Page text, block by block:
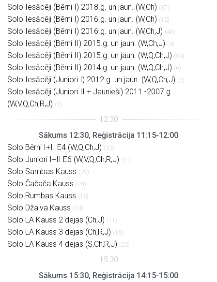
Solo Iesācēji (Bērni I) 2018.g. un jaun. (W,Ch) (37)
Solo Iesācēji (Bērni I) 2016.g. un jaun. (W,Ch) (12)
Solo Iesācēji (Bērni I) 2016.g. un jaun. (W,Ch,J) (46)
Solo Iesācēji (Bērni II) 2015.g. un jaun. (W,Ch,J) (4)
Solo Iesācēji (Bērni II) 2015.g. un jaun. (W,Q,Ch,J) (19)
Solo Iesācēji (Bērni II) 2014.g. un jaun. (W,Q,Ch,J) (6)
Solo Iesācēji (Juniori I) 2012.g. un jaun. (W,Q,Ch,J) (7)
Solo Iesācēji (Juniori II + Jaunieši) 2011.-2007.g.
(W,V,Q,Ch,R,J) (1)
Sākums 12:30, Reģistrācija 11:15-12:00
Solo Bērni I+II E4 (W,Q,Ch,J) (23)
Solo Juniori I+II E6 (W,V,Q,Ch,R,J) (11)
Solo Sambas Kauss (29)
Solo Čačača Kauss (24)
Solo Rumbas Kauss (18)
Solo Džaiva Kauss (14)
Solo LA Kauss 2 dejas (Ch,J) (11)
Solo LA Kauss 3 dejas (Ch,R,J) (15)
Solo LA Kauss 4 dejas (S,Ch,R,J) (22)
Sākums 15:30, Reģistrācija 14:15-15:00